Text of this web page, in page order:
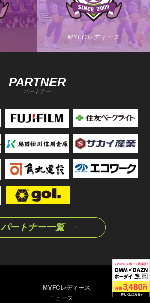
MYFCレディース
PARTNER
パートナー
パートナー一覧
MYFCレディース
ニュース